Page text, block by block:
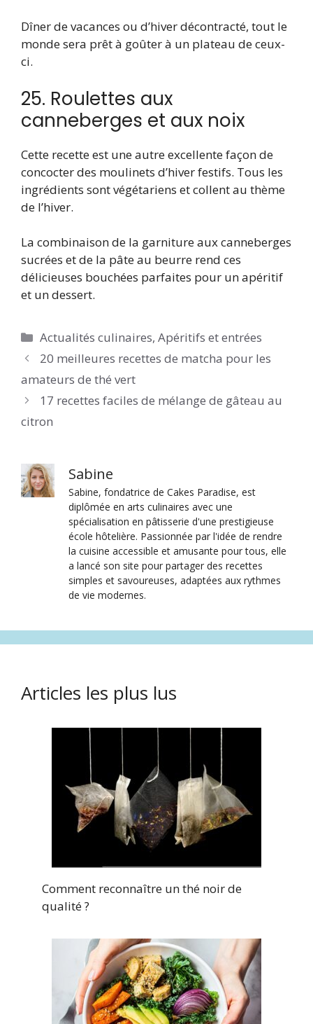
Dîner de vacances ou d’hiver décontracté, tout le
monde sera prêt à goûter à un plateau de ceux-
ci.
25. Roulettes aux
canneberges et aux noix
Cette recette est une autre excellente façon de
concocter des moulinets d’hiver festifs. Tous les
ingrédients sont végétariens et collent au thème
de l’hiver.
La combinaison de la garniture aux canneberges
sucrées et de la pâte au beurre rend ces
délicieuses bouchées parfaites pour un apéritif
et un dessert.
Catégories
Actualités culinaires,Apéritifs et entrées
20 meilleures recettes de matcha pour les
amateurs de thé vert
17 recettes faciles de mélange de gâteau au
citron
Sabine
Sabine, fondatrice de Cakes Paradise, est
diplômée en arts culinaires avec une
spécialisation en pâtisserie d'une prestigieuse
école hôtelière. Passionnée par l'idée de rendre
la cuisine accessible et amusante pour tous, elle
a lancé son site pour partager des recettes
simples et savoureuses, adaptées aux rythmes
de vie modernes.
Articles les plus lus
Comment reconnaître un thé noir de
qualité ?